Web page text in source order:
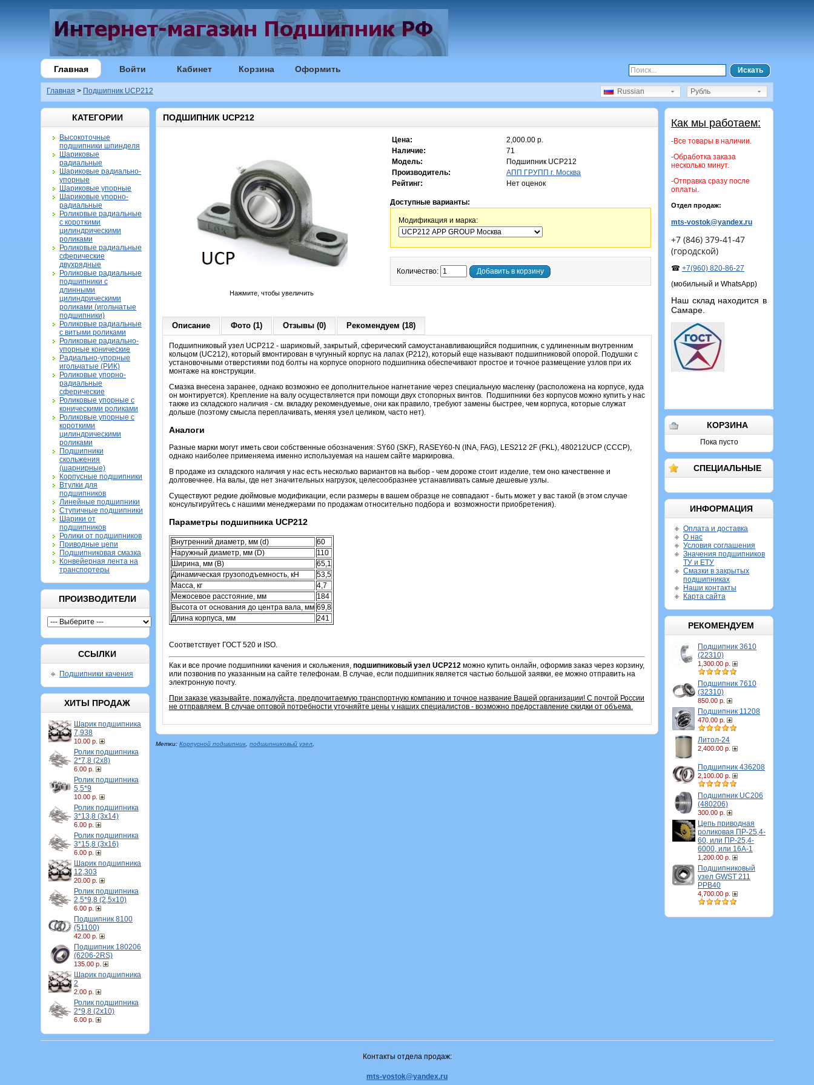
Главная Войти Кабинет Корзина Оформить Искать
Главная > Подшипник UCP212 Рубль
Russian
КАТЕГОРИИ
Высокоточные
подшипники шпинделя
Шариковые
радиальные
Шариковые радиально-
упорные
Шариковые упорные
Шариковые упорно-
радиальные
Роликовые радиальные
с короткими
цилиндрическими
роликами
Роликовые радиальные
сферические
двухрядные
Роликовые радиальные
подшипники с
длинными
цилиндрическими
роликами (игольчатые
подшипники)
Роликовые радиальные
с витыми роликами
Роликовые радиально-
упорные конические
Радиально-упорные
игольчатые (РИК)
Роликовые упорно-
радиальные
сферические
Роликовые упорные с
коническими роликами
Роликовые упорные с
короткими
цилиндрическими
роликами
Подшипники
скольжения
(шарнирные)
Корпусные подшипники
Втулки для
подшипников
Линейные подшипники
Ступичные подшипники
Шарики от
подшипников
Ролики от подшипников
Приводные цепи
Подшипниковая смазка
Конвейерная лента на
транспортеры
ПРОИЗВОДИТЕЛИ
ССЫЛКИ
Подшипники качения
ХИТЫ ПРОДАЖ
Шарик подшипника
7,938
10.00 р.
Ролик подшипника
2*7,8 (2х8)
6.00 р.
Ролик подшипника
5,5*9
10.00 р.
Ролик подшипника
3*13,8 (3х14)
6.00 р.
Ролик подшипника
3*15,8 (3х16)
6.00 р.
Шарик подшипника
12,303
20.00 р.
Ролик подшипника
2,5*9,8 (2,5х10)
6.00 р.
Подшипник 8100
(51100)
42.00 р.
Подшипник 180206
(6206-2RS)
135.00 р.
Шарик подшипника
2
2.00 р.
Ролик подшипника
2*9,8 (2х10)
6.00 р.
Как мы работаем:
-Все товары в наличии.
-Обработка заказа
несколько минут.
-Отправка сразу после
оплаты.
Отдел продаж:
mts-vostok@yandex.ru
+7 (846) 379-41-47
(городской)
☎ +7(960) 820-86-27
(мобильный и WhatsApp)
Наш склад находится в
Самаре.
КОРЗИНА
Пока пусто
СПЕЦИАЛЬНЫЕ
ИНФОРМАЦИЯ
Оплата и доставка
О нас
Условия соглашения
Значения подшипников
ТУ и ЕТУ
Смазки в закрытых
подшипниках
Наши контакты
Карта сайта
РЕКОМЕНДУЕМ
Подшипник 3610
(22310)
1,300.00 р.
Подшипник 7610
(32310)
850.00 р.
Подшипник 11208
470.00 р.
Литол-24
2,400.00 р.
Подшипник 436208
2,100.00 р.
Подшипник UC206
(480206)
300.00 р.
Цепь приводная
роликовая ПР-25,4-
60, или ПР-25,4-
6000, или 16A-1
1,200.00 р.
Подшипниковый
узел GWST 211
PPB40
4,700.00 р.
ПОДШИПНИК UCP212
Нажмите, чтобы увеличить
Цена:
2,000.00 р.
Наличие:
71
Модель:
Подшипник UCP212
Производитель:
АПП ГРУПП г. Москва
Рейтинг:
Нет оценок
Доступные варианты:
Модификация и марка:
Количество: Добавить в корзину
Описание Фото (1) Отзывы (0) Рекомендуем (18)
Подшипниковый узел UCP212 - шариковый, закрытый, сферический самоустанавливающийся подшипник, с удлиненным внутренним
кольцом (UC212), который вмонтирован в чугунный корпус на лапах (P212), который еще называют подшипниковой опорой. Подушки с
установочными отверстиями под болты на корпусе опорного подшипника обеспечивают простое и точное размещение узлов при их
монтаже на конструкции.
Смазка внесена заранее, однако возможно ее дополнительное нагнетание через специальную масленку (расположена на корпусе, куда
он монтируется). Крепление на валу осуществляется при помощи двух стопорных винтов. Подшипники без корпусов можно купить у нас
также из складского наличия - см. вкладку рекомендуемые, они как правило, требуют замены быстрее, чем корпуса, которые служат
дольше (поэтому смысла переплачивать, меняя узел целиком, часто нет).
Аналоги
Разные марки могут иметь свои собственные обозначения: SY60 (SKF), RASEY60-N (INA, FAG), LES212 2F (FKL), 480212UCP (СССР),
однако наиболее применяема именно используемая на нашем сайте маркировка.
В продаже из складского наличия у нас есть несколько вариантов на выбор - чем дороже стоит изделие, тем оно качественне и
долговечнее. На валы, где нет значительных нагрузок, целесообразнее устанавливать самые дешевые узлы.
Существуют редкие дюймовые модификации, если размеры в вашем образце не совпадают - быть может у вас такой (в этом случае
консультируйтесь с нашими менеджерами по продажам относительно подбора и возможности приобретения).
Параметры подшипника UCP212
Внутренний диаметр, мм (d)
60
Наружный диаметр, мм (D)
110
Ширина, мм (B)
65,1
Динамическая грузоподъемность, кН
53,5
Масса, кг
4,7
Межосевое расстояние, мм
184
Высота от основания до центра вала, мм 69,8
Длина корпуса, мм
241
Соответствует ГОСТ 520 и ISO.
Как и все прочие подшипники качения и скольжения, подшипниковый узел UCP212 можно купить онлайн, оформив заказ через корзину,
или позвонив по указанным на сайте телефонам. В случае, если подшипник является частью большой заявки, ее можно отправить на
электронную почту.
При заказе указывайте, пожалуйста, предпочитаемую транспортную компанию и точное название Вашей организации! С почтой России
не отправляем. В случае оптовой потребности уточняйте цены у наших специалистов - возможно предоставление скидки от объема.
Метки: Корпусной подшипник подшипниковый узел
Контакты отдела продаж:
mts-vostok@yandex.ru